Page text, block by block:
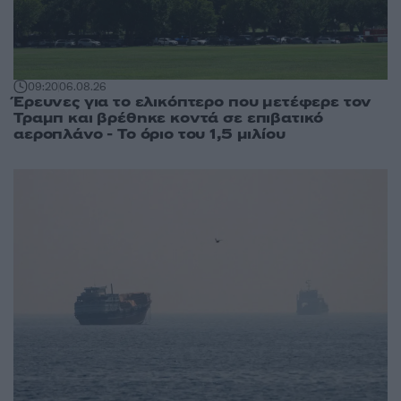
09:2006.08.26
Έρευνες για το ελικόπτερο που μετέφερε τον
Τραμπ και βρέθηκε κοντά σε επιβατικό
αεροπλάνο - Το όριο του 1,5 μιλίου